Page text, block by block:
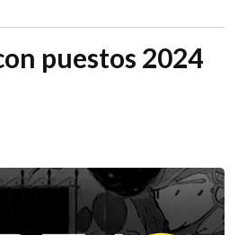
puestos 2024